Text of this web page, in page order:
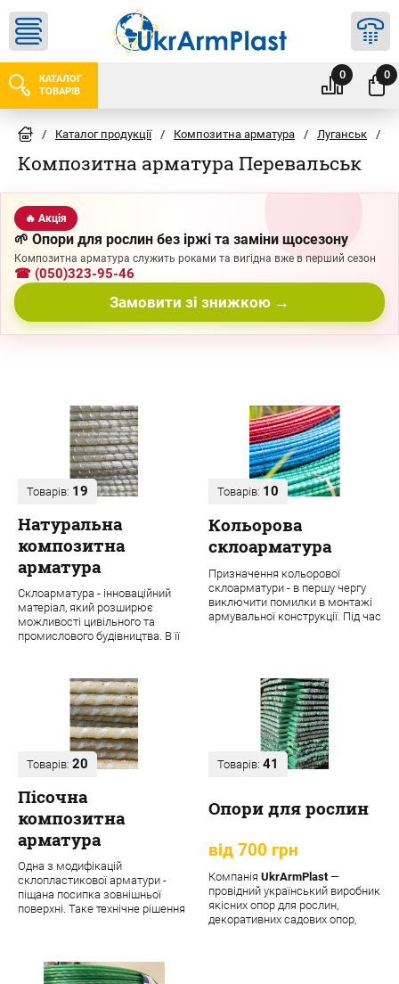
КАТАЛОГ
ТОВАРІВ
0 0
/ Каталог продукції / Композитна арматура / Луганськ /
Композитна арматура Перевальськ
🔥 Акція
🌱 Опори для рослин без іржі та заміни щосезону
Композитна арматура служить роками та вигідна вже в перший сезон
☎ (050)323-95-46
Замовити зі знижкою →
Товарів: 19
Натуральна
композитна
арматура
Склоарматура - інноваційний
матеріал, який розширює
можливості цивільного та
промислового будівництва. В її
Товарів: 10
Кольорова
склоарматура
Призначення кольорової
склоарматури - в першу чергу
виключити помилки в монтажі
армувальної конструкції. Під час
Товарів: 20
Пісочна
композитна
арматура
Одна з модифікацій
склопластикової арматури -
піщана посипка зовнішньої
поверхні. Таке технічне рішення
Товарів: 41
Опори для рослин
від 700 грн
Компанія UkrArmPlast—
провідний український виробник
якісних опор для рослин,
декоративних садових опор,